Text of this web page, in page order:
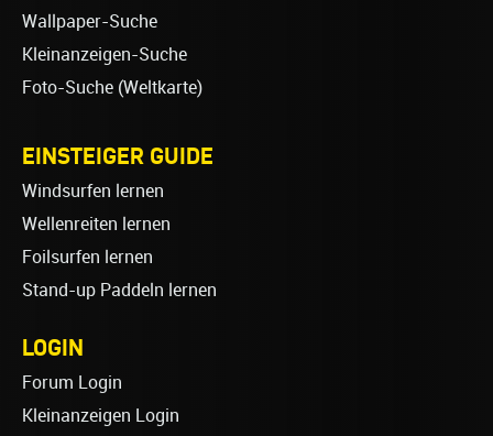
Wallpaper-Suche
Kleinanzeigen-Suche
Foto-Suche (Weltkarte)
EINSTEIGER GUIDE
Windsurfen lernen
Wellenreiten lernen
Foilsurfen lernen
Stand-up Paddeln lernen
LOGIN
Forum Login
Kleinanzeigen Login